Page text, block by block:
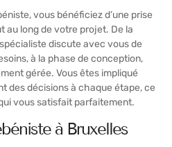
vous bénéficiez d’une prise
au long de votre projet. De la
discute avec vous de
à la phase de conception,
gérée. Vous êtes impliqué
des décisions à chaque étape, ce
vous satisfait parfaitement.
à Bruxelles